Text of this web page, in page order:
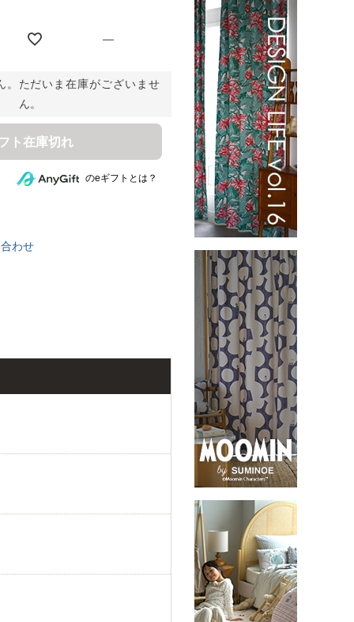
—
。ただいま在庫がございませ
ん。
ト在庫切れ
のeギフトとは？
わせ